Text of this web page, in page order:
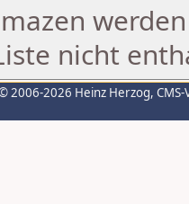
nicht
2006-2026 Heinz Herzog,